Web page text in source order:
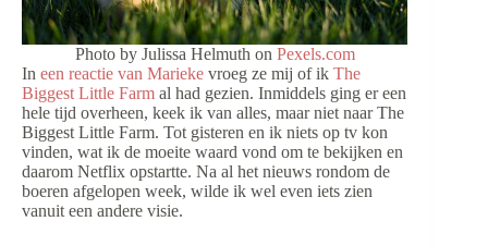
Photo by Julissa Helmuth on Pexels.com
In een reactie van Marieke vroeg ze mij of ik The
Biggest Little Farm al had gezien. Inmiddels ging er een
hele tijd overheen, keek ik van alles, maar niet naar The
Biggest Little Farm. Tot gisteren en ik niets op tv kon
vinden, wat ik de moeite waard vond om te bekijken en
daarom Netflix opstartte. Na al het nieuws rondom de
boeren afgelopen week, wilde ik wel even iets zien
vanuit een andere visie.